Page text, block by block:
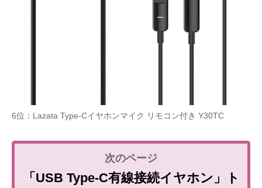
6位：Lazata Type-Cイヤホンマイク リモコン付き Y30TC
「USB Type-C有線接続イヤホン」ト